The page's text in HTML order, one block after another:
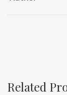
Related